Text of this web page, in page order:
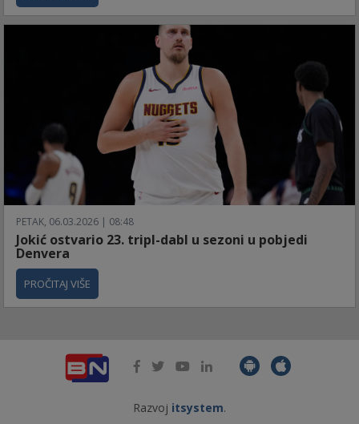
PETAK, 06.03.2026 | 08:48
Jokić ostvario 23. tripl-dabl u sezoni u pobjedi
Denvera
PROČITAJ VIŠE
Razvoj itsystem.